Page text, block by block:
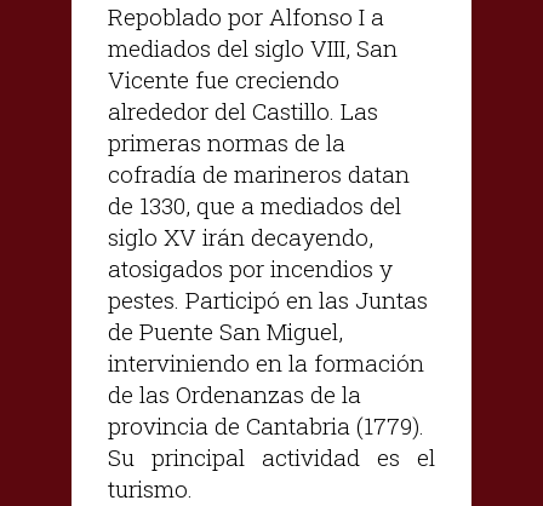
Repoblado por Alfonso I a
mediados del siglo VIII, San
Vicente fue creciendo
alrededor del Castillo. Las
primeras normas de la
cofradía de marineros datan
de 1330, que a mediados del
siglo XV irán decayendo,
atosigados por incendios y
pestes. Participó en las Juntas
de Puente San Miguel,
interviniendo en la formación
de las Ordenanzas de la
provincia de Cantabria (1779).
Su principal actividad es el
turismo.